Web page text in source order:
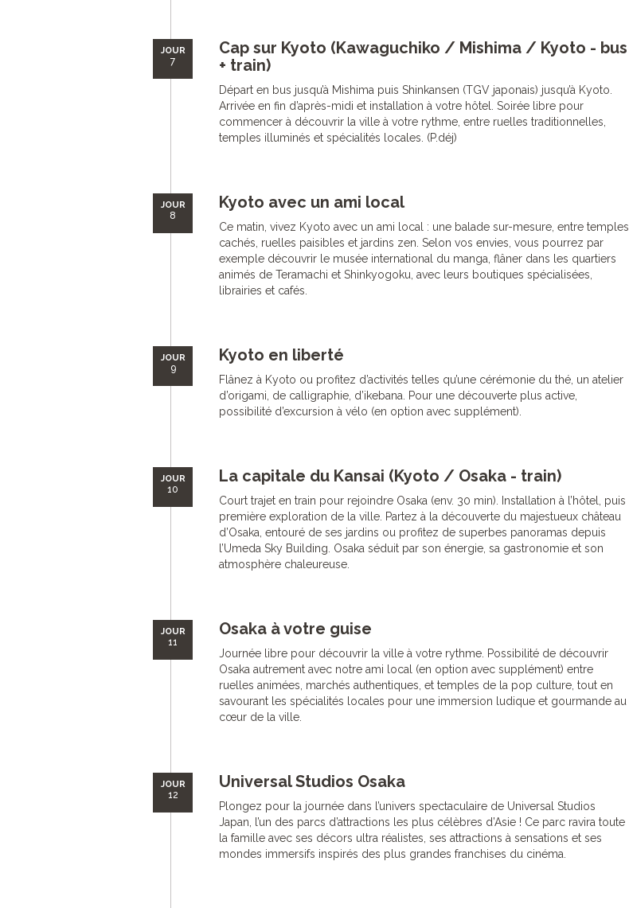
JOUR
7
Cap sur Kyoto (Kawaguchiko / Mishima / Kyoto - bus
+ train)
Départ en bus jusqu’à Mishima puis Shinkansen (TGV japonais) jusqu’à Kyoto.
Arrivée en fin d’après-midi et installation à votre hôtel. Soirée libre pour
commencer à découvrir la ville à votre rythme, entre ruelles traditionnelles,
temples illuminés et spécialités locales. (P.déj)
JOUR
8
Kyoto avec un ami local
Ce matin, vivez Kyoto avec un ami local : une balade sur-mesure, entre temples
cachés, ruelles paisibles et jardins zen. Selon vos envies, vous pourrez par
exemple découvrir le musée international du manga, flâner dans les quartiers
animés de Teramachi et Shinkyogoku, avec leurs boutiques spécialisées,
librairies et cafés.
JOUR
9
Kyoto en liberté
Flânez à Kyoto ou profitez d’activités telles qu’une cérémonie du thé, un atelier
d’origami, de calligraphie, d’ikebana. Pour une découverte plus active,
possibilité d’excursion à vélo (en option avec supplément).
JOUR
10
La capitale du Kansai (Kyoto / Osaka - train)
Court trajet en train pour rejoindre Osaka (env. 30 min). Installation à l’hôtel, puis
première exploration de la ville. Partez à la découverte du majestueux château
d’Osaka, entouré de ses jardins ou profitez de superbes panoramas depuis
l’Umeda Sky Building. Osaka séduit par son énergie, sa gastronomie et son
atmosphère chaleureuse.
JOUR
11
Osaka à votre guise
Journée libre pour découvrir la ville à votre rythme. Possibilité de découvrir
Osaka autrement avec notre ami local (en option avec supplément) entre
ruelles animées, marchés authentiques, et temples de la pop culture, tout en
savourant les spécialités locales pour une immersion ludique et gourmande au
cœur de la ville.
JOUR
12
Universal Studios Osaka
Plongez pour la journée dans l’univers spectaculaire de Universal Studios
Japan, l’un des parcs d’attractions les plus célèbres d’Asie ! Ce parc ravira toute
la famille avec ses décors ultra réalistes, ses attractions à sensations et ses
mondes immersifs inspirés des plus grandes franchises du cinéma.